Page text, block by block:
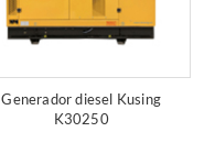
Generador diesel Kusing
K30250